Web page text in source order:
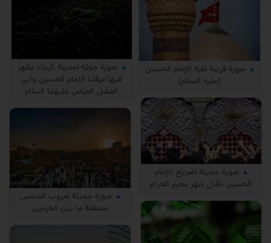
صورة جويّة لمدينة كربلاء يظهر
فيها مرقدا الإمام الحسين وأبي
الفضل العباس عليهما السلام
صورة قريبة لقبة الإمام الحسين
(عليه السلام)
صورة جميلة لضريح الإمام
الحسين خلال شهر محرم الحرام
صورة جميلة لغروب الشمس
لمنطقة ما بين الحرمين